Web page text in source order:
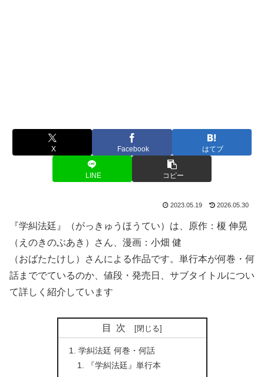
X Facebook はてブ
LINE コピー
2023.05.19 2026.05.30
『学糾法廷』（がっきゅうほうてい）は、原作：榎 伸晃
（えのきのぶあき）さん、漫画：小畑 健
（おばたたけし）さんによる作品です。単行本が何巻・何
話まででているのか、値段・発売日、サブタイトルについ
て詳しく紹介しています
目次
学糾法廷 何巻・何話
『学糾法廷』単行本